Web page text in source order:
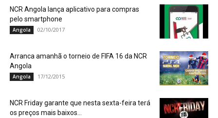
NCR Angola lança aplicativo para compras
pelo smartphone
Angola 02/10/2017
Arranca amanhã o torneio de FIFA 16 da NCR
Angola
Angola 17/12/2015
NCR Friday garante que nesta sexta-feira terá
os preços mais baixos...